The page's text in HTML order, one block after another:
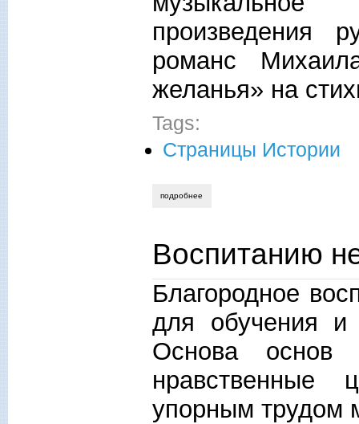
произведения
романс
желанья» на
Tags:
Страницы Истории
подробнее
Воспитанию
Благородное
для обучения и
Основа основ
нравственные
упорным трудом